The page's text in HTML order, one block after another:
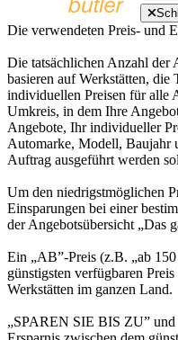
Die verwendeten Preis- und
Die tatsächlichen Anzahl der
basieren auf Werkstätten,
individuellen Preisen für alle
Umkreis, in dem Ihre
Angebote, Ihr individueller
Automarke, Modell, Baujahr
Auftrag ausgeführt werden
Um den niedrigstmöglichen
Einsparungen bei einer
der Angebotsübersicht „Das
Ein „AB”-Preis (z.B. „ab
günstigsten verfügbaren
Werkstätten im ganzen Land.
„SPAREN SIE BIS ZU”